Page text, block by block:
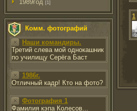
1989год [1]
Комм. фотографий
Наши командиры.
Третий слева мой однокашник
по училищу Серёга Баст
1986г.
Отличный кадр! Кто на фото?
Фотография 1
Фамилия кэпа Колесов...
1